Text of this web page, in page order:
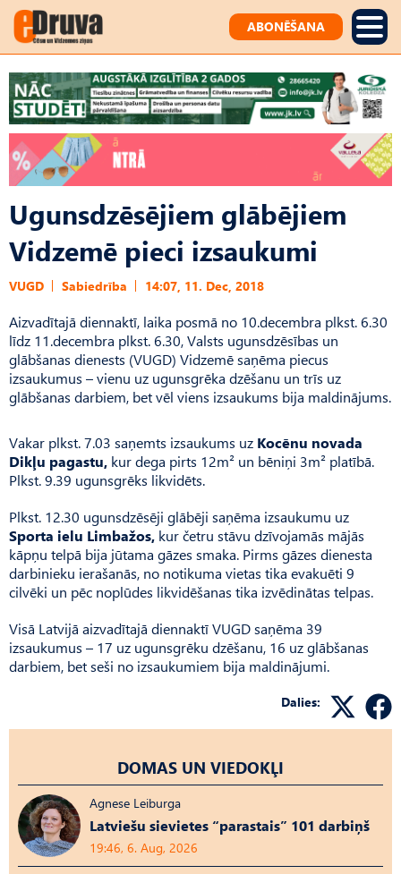
ABONĒŠANA
Ugunsdzēsējiem glābējiem
Vidzemē pieci izsaukumi
VUGD Sabiedrība 14:07, 11. Dec, 2018
Aizvadītajā diennaktī, laika posmā no 10.decembra plkst. 6.30
līdz 11.decembra plkst. 6.30, Valsts ugunsdzēsības un
glābšanas dienests (VUGD) Vidzemē saņēma piecus
izsaukumus – vienu uz ugunsgrēka dzēšanu un trīs uz
glābšanas darbiem, bet vēl viens izsaukums bija maldinājums.
Vakar plkst. 7.03 saņemts izsaukums uz Kocēnu novada
Dikļu pagastu, kur dega pirts 12m² un bēniņi 3m² platībā.
Plkst. 9.39 ugunsgrēks likvidēts.
Plkst. 12.30 ugunsdzēsēji glābēji saņēma izsaukumu uz
Sporta ielu Limbažos, kur četru stāvu dzīvojamās mājās
kāpņu telpā bija jūtama gāzes smaka. Pirms gāzes dienesta
darbinieku ierašanās, no notikuma vietas tika evakuēti 9
cilvēki un pēc noplūdes likvidēšanas tika izvēdinātas telpas.
Visā Latvijā aizvadītajā diennaktī VUGD saņēma 39
izsaukumus – 17 uz ugunsgrēku dzēšanu, 16 uz glābšanas
darbiem, bet seši no izsaukumiem bija maldinājumi.
Dalies:
DOMAS UN VIEDOKĻI
Agnese Leiburga
Latviešu sievietes “parastais” 101 darbiņš
19:46, 6. Aug, 2026